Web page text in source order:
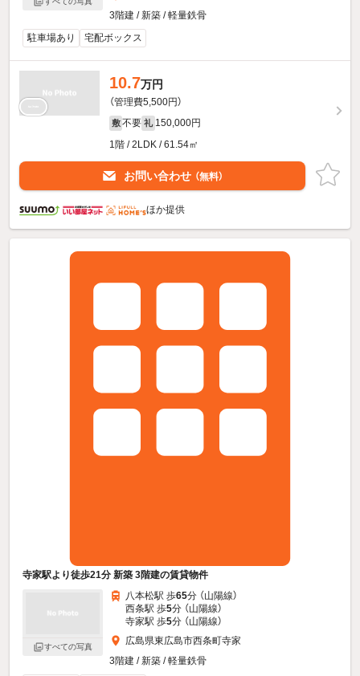
3階建 / 新築 / 軽量鉄骨
駐車場あり
宅配ボックス
10.7万円
（管理費5,500円）
敷 不要 礼 150,000円
1階 / 2LDK / 61.54㎡
お問い合わせ （無料）
ほか提供
寺家駅より徒歩21分 新築 3階建の賃貸物件
すべての写真
八本松駅 歩65分 （山陽線）
西条駅 歩5分 （山陽線）
寺家駅 歩5分 （山陽線）
広島県東広島市西条町寺家
3階建 / 新築 / 軽量鉄骨